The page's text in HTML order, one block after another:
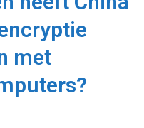
met